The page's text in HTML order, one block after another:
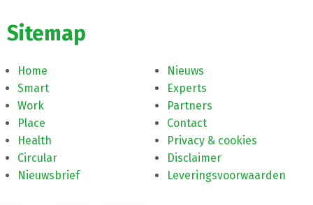
Sitemap
Home
Smart
Work
Place
Health
Circular
Nieuwsbrief
Nieuws
Experts
Partners
Contact
Privacy & cookies
Disclaimer
Leveringsvoorwaarden